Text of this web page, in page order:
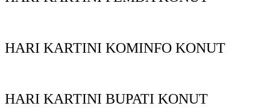
HARI KARTINI KOMINFO KONUT
HARI KARTINI BUPATI KONUT